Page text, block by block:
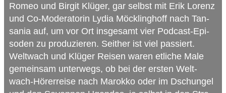
Romeo und Bir­git Klü­ger, gar selbst mit Erik Lorenz
und Co-Mode­ra­to­rin Lydia Möck­ling­hoff nach Tan­
sa­nia auf, um vor Ort ins­ge­samt vier Pod­cast-Epi­
so­den zu pro­du­zie­ren. Seit­her ist viel pas­siert.
Welt­wach und Klü­ger Rei­sen waren etli­che Male
gemein­sam unter­wegs, ob bei der ers­ten Welt­
wach-Hör­erreise nach Marokko oder im Dschun­gel